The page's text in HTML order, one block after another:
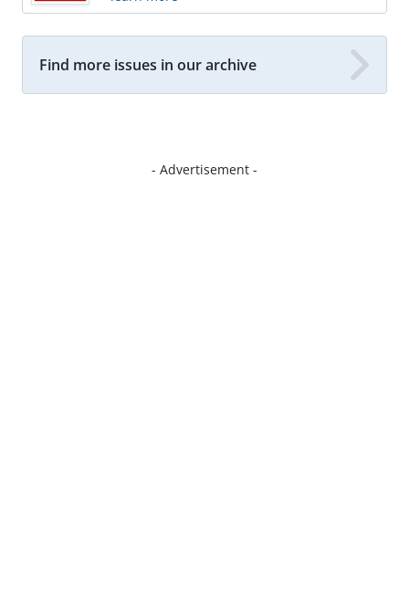
Find more issues in our archive
- Advertisement -